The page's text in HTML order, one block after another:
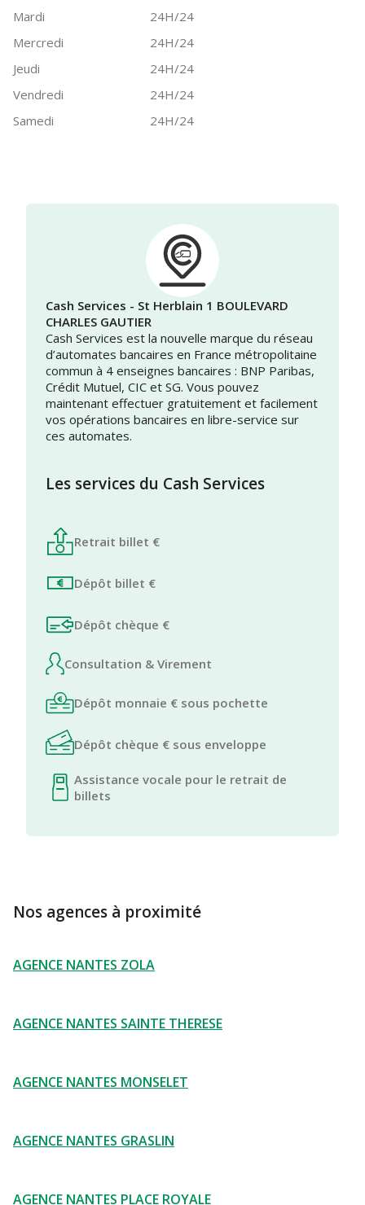
Mardi
24H/24
Mercredi
24H/24
Jeudi
24H/24
Vendredi
24H/24
Samedi
24H/24
Cash Services - St Herblain 1 BOULEVARD
CHARLES GAUTIER
Cash Services est la nouvelle marque du réseau
d’automates bancaires en France métropolitaine
commun à 4 enseignes bancaires : BNP Paribas,
Crédit Mutuel, CIC et SG. Vous pouvez
maintenant effectuer gratuitement et facilement
vos opérations bancaires en libre-service sur
ces automates.
Les services du Cash Services
Retrait billet €
Dépôt billet €
Dépôt chèque €
Consultation & Virement
Dépôt monnaie € sous pochette
Dépôt chèque € sous enveloppe
Assistance vocale pour le retrait de
billets
Nos agences à proximité
AGENCE NANTES ZOLA
AGENCE NANTES SAINTE THERESE
AGENCE NANTES MONSELET
AGENCE NANTES GRASLIN
AGENCE NANTES PLACE ROYALE